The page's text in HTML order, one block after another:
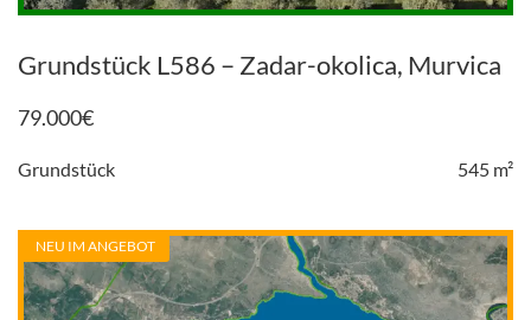
Grundstück L586 – Zadar-okolica, Murvica
79.000€
Grundstück 545 m²
NEU IM ANGEBOT